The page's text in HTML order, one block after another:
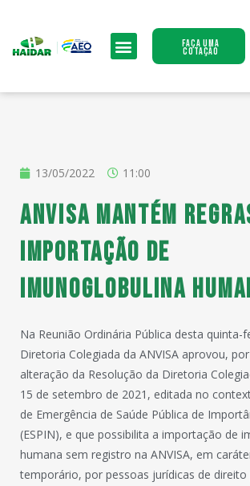
Faça uma
Cotação
13/05/2022 11:00
ANVISA mantém
importação de
imunoglobulina
Na Reunião Ordinária Pública desta quinta-
Diretoria Colegiada da ANVISA aprovou,
alteração da Resolução da Diretoria
15 de setembro de 2021, editada no
de Emergência de Saúde Pública de
(ESPIN), e que possibilita a importação de
humana sem registro na ANVISA, em
temporário, por pessoas jurídicas de